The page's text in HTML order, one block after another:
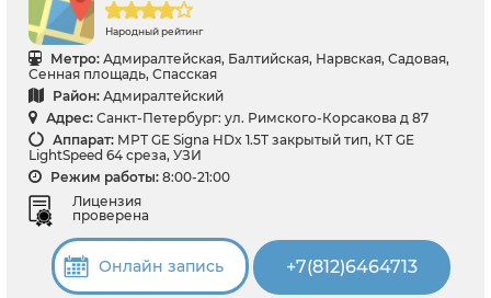
Народный рейтинг
Метро: Адмиралтейская, Балтийская, Нарвская, Садовая,
Сенная площадь, Спасская
Район: Адмиралтейский
Адрес: Санкт-Петербург: ул. Римского-Корсакова д 87
Аппарат: МРТ GE Signa HDx 1.5T закрытый тип, КТ GE
LightSpeed 64 среза, УЗИ
Режим работы: 8:00-21:00
Лицензия
проверена
Онлайн запись +7(812)6464713